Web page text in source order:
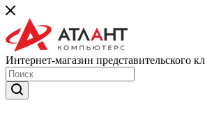
Интернет-магазин представительского